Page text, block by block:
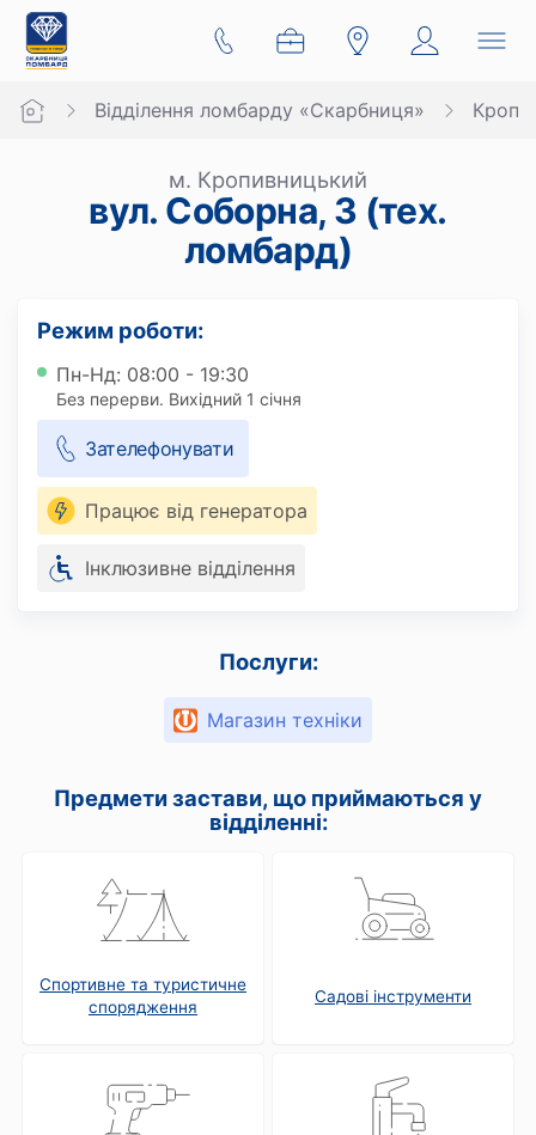
Відділення ломбарду «Скарбниця»
м. Кропивницький
вул. Соборна, 3 (тех.
ломбард)
Режим роботи:
Пн-Нд: 08:00 - 19:30
Без перерви. Вихідний 1 січня
Зателефонувати
Працює від генератора
Інклюзивне відділення
Послуги:
Магазин техніки
Предмети застави, що приймаються у
відділенні:
Спортивне та туристичне
спорядження
Садові інструменти